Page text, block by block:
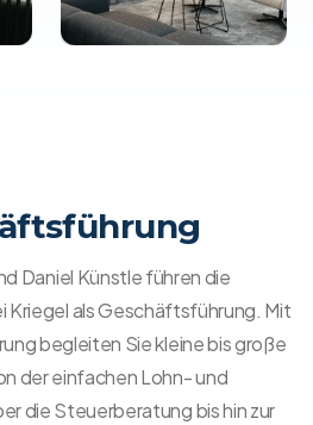
Daniel Künstle führen die
als Geschäftsführung. Mit
begleiten Sie kleine bis große
der einfachen Lohn- und
die Steuerberatung bis hin zur